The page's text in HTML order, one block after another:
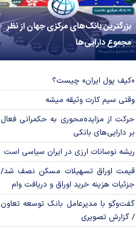
بزرگترین بانک‌های مرکزی جهان از نظر
مجموع دارایی‌ها
«کیف پول ایران» چیست؟
وقتی سیم کارت وثیقه میشه
حرکت از مزایده‌محوری به حکمرانی فعال
بر دارایی‌های بانکی
ریشه نوسانات ارزی در ایران سیاسی است
قیمت اوراق تسهیلات مسکن نصف شد/
جزئیات هزینه خرید اوراق و دریافت وام
گفت‌وگو با مدیرعامل بانک توسعه تعاون
/ گزارش تصویری